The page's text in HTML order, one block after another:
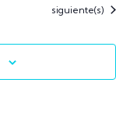
Eventos
siguiente(s)